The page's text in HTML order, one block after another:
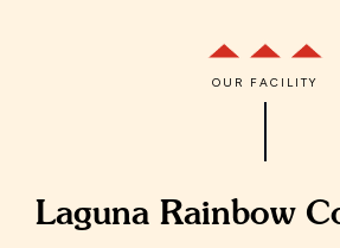
OUR FACILITY
Laguna Rainbow